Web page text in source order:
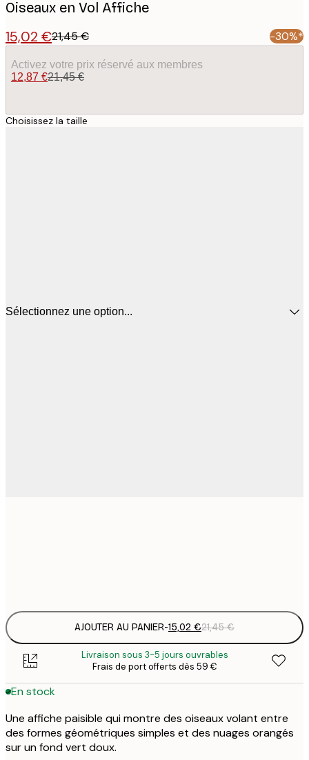
Oiseaux en Vol Affiche
15,02 €21,45 € -30%*
Activez votre prix réservé aux membres
12,87 €21,45 €
Choisissez la taille
Sélectionnez une option...
AJOUTER AU PANIER-15,02 €21,45 €
Livraison sous 3-5 jours ouvrables
Frais de port offerts dès 59 €
En stock
Une affiche paisible qui montre des oiseaux volant entre
des formes géométriques simples et des nuages orangés
sur un fond vert doux.